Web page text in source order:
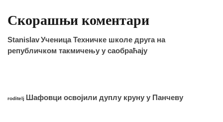
Скорашњи коментари
StanislavУченица Техничке школе друга на
републичком такмичењу у саобраћају
roditelj Шафовци освојили дуплу круну у Панчеву